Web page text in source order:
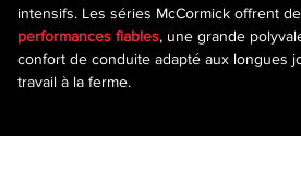
intensifs. Les séries McCormick offrent
performances fiables, une grande
confort de conduite adapté aux longues
travail à la ferme.